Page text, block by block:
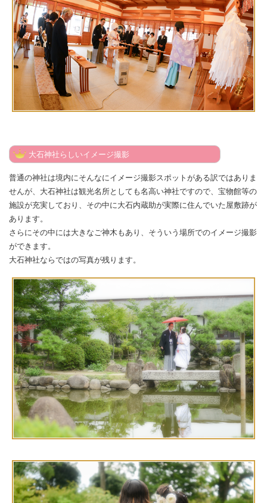
大石神社らしいイメージ撮影
普通の神社は境内にそんなにイメージ撮影スポットがある訳ではありま
せんが、大石神社は観光名所としても名高い神社ですので、宝物館等の
施設が充実しており、その中に大石内蔵助が実際に住んでいた屋敷跡が
あります。
さらにその中には大きなご神木もあり、そういう場所でのイメージ撮影
ができます。
大石神社ならではの写真が残ります。